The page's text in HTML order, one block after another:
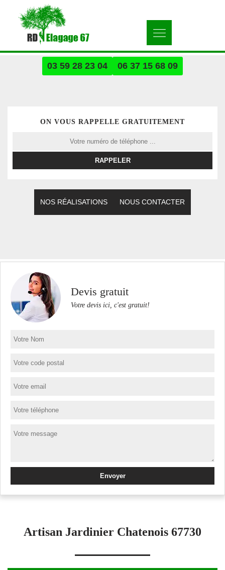
03 59 28 23 04 06 37 15 68 09
ON VOUS RAPPELLE GRATUITEMENT
NOS RÉALISATIONS NOUS CONTACTER
Devis gratuit
Votre devis ici, c'est gratuit!
Artisan Jardinier Chatenois 67730